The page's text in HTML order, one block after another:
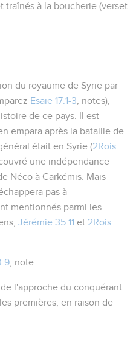
traînés à la boucherie (verset
du royaume de Syrie par
Esaïe 17.1-3 , notes),
de ce pays. Il est
empara après la bataille de
était en Syrie (2Rois
une indépendance
Néco à Carkémis. Mais
pas à
mentionnés parmi les
Jérémie 35.11 et 2Rois
, note.
l'approche du conquérant
premières, en raison de